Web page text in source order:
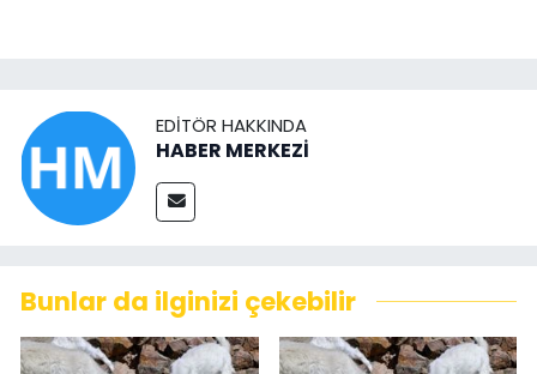
EDITÖR HAKKINDA
HABER MERKEZİ
Bunlar da ilginizi çekebilir